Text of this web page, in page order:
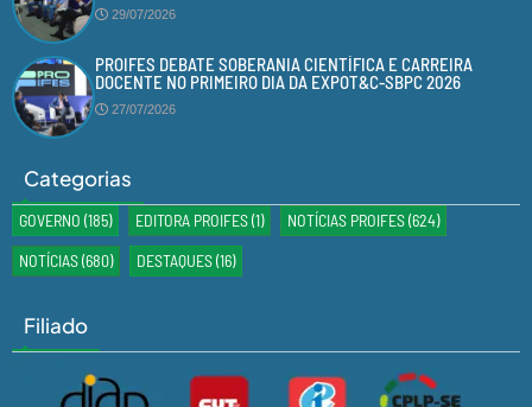
29/07/2026
PROIFES DEBATE SOBERANIA CIENTÍFICA E CARREIRA
DOCENTE NO PRIMEIRO DIA DA EXPOT&C-SBPC 2026
27/07/2026
Categorias
GOVERNO (185) EDITORA PROIFES(1) NOTÍCIAS PROIFES(624)
NOTÍCIAS(680) DESTAQUES(16)
Filiado